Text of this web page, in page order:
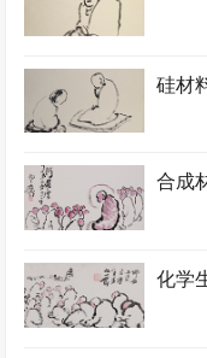
硅材
合成
化学